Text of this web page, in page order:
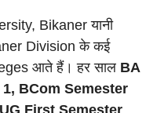
Bikaner यानी
Division के कई
आते हैं। हर साल BA
BCom Semester